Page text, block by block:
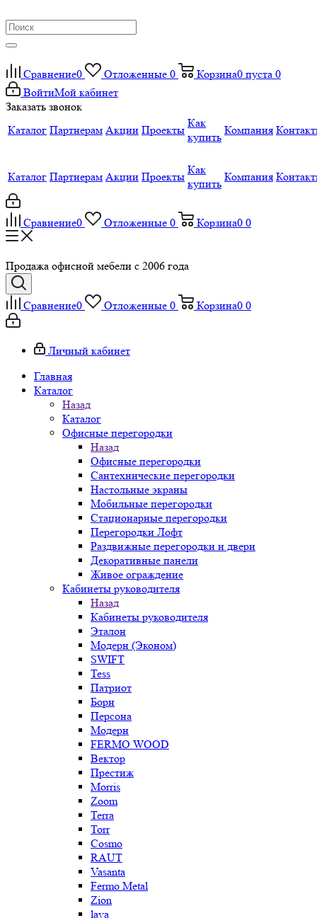
Сравнение0 Отложенные 0 Корзина0 пуста 0
ВойтиМой кабинет
Заказать звонок
Каталог Партнерам Акции Проекты
Как
купить
Компания
Каталог Партнерам Акции Проекты
Как
купить
Компания
Сравнение0 Отложенные 0 Корзина0 0
Продажа офисной мебели с 2006 года
Сравнение0 Отложенные 0 Корзина0 0
Личный кабинет
Главная
Каталог
Назад
Каталог
Офисные перегородки
Назад
Офисные перегородки
Сантехнические перегородки
Настольные экраны
Мобильные перегородки
Стационарные перегородки
Перегородки Лофт
Раздвижные перегородки и двери
Декоративные панели
Живое ограждение
Кабинеты руководителя
Назад
Кабинеты руководителя
Эталон
Модерн (Эконом)
SWIFT
Tess
Патриот
Борн
Персона
Модерн
FERMO WOOD
Вектор
Престиж
Morris
Zoom
Terra
Torr
Cosmo
RAUT
Vasanta
Fermo Metal
Zion
lava